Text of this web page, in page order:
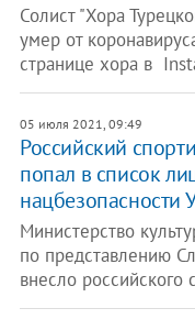
Солист "Хора
умер от
странице хора в
05 июля 2021, 09:49
Российский
попал в список
нацбезопасности
Министерство
по представлению
внесло российского